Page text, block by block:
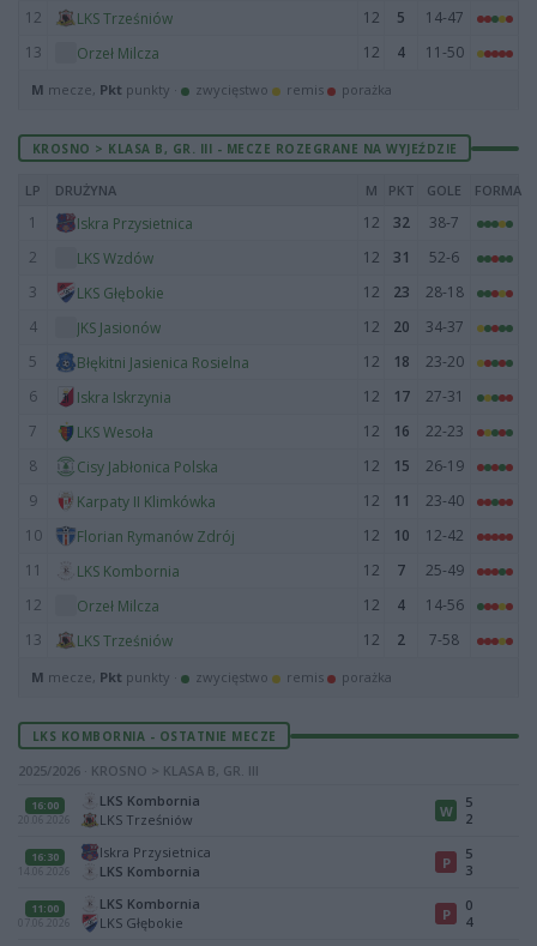
12 LKS Trześniów 12 5
14-47
13
Orzeł Milcza 12 4 11-50
M mecze, Pkt punkty · zwycięstwo remis porażka
KROSNO > KLASA B, GR. III - MECZE ROZEGRANE NA WYJEŹDZIE
LP DRUŻYNA M PKT GOLE FORMA
1 Iskra Przysietnica 12 32
38-7
2
LKS Wzdów 12 31
52-6
3
LKS Głębokie 12 23
28-18
4
JKS Jasionów 12 20
34-37
5
Błękitni Jasienica Rosielna 12 18
23-20
6
Iskra Iskrzynia 12 17
27-31
7
LKS Wesoła 12 16
22-23
8
Cisy Jabłonica Polska 12 15
26-19
9
Karpaty II Klimkówka 12 11
23-40
10
Florian Rymanów Zdrój 12 10
12-42
11
LKS Kombornia 12 7
25-49
12
Orzeł Milcza 12 4
14-56
13
LKS Trześniów 12 2 7-58
M mecze, Pkt punkty · zwycięstwo remis porażka
LKS KOMBORNIA - OSTATNIE MECZE
2025/2026 · KROSNO > KLASA B, GR. III
16:00
20.06.2026
LKS Kombornia
LKS Trześniów
W
5
2
16:30
14.06.2026
Iskra Przysietnica
LKS Kombornia
P
5
3
11:00
07.06.2026
LKS Kombornia
LKS Głębokie
P
0
4